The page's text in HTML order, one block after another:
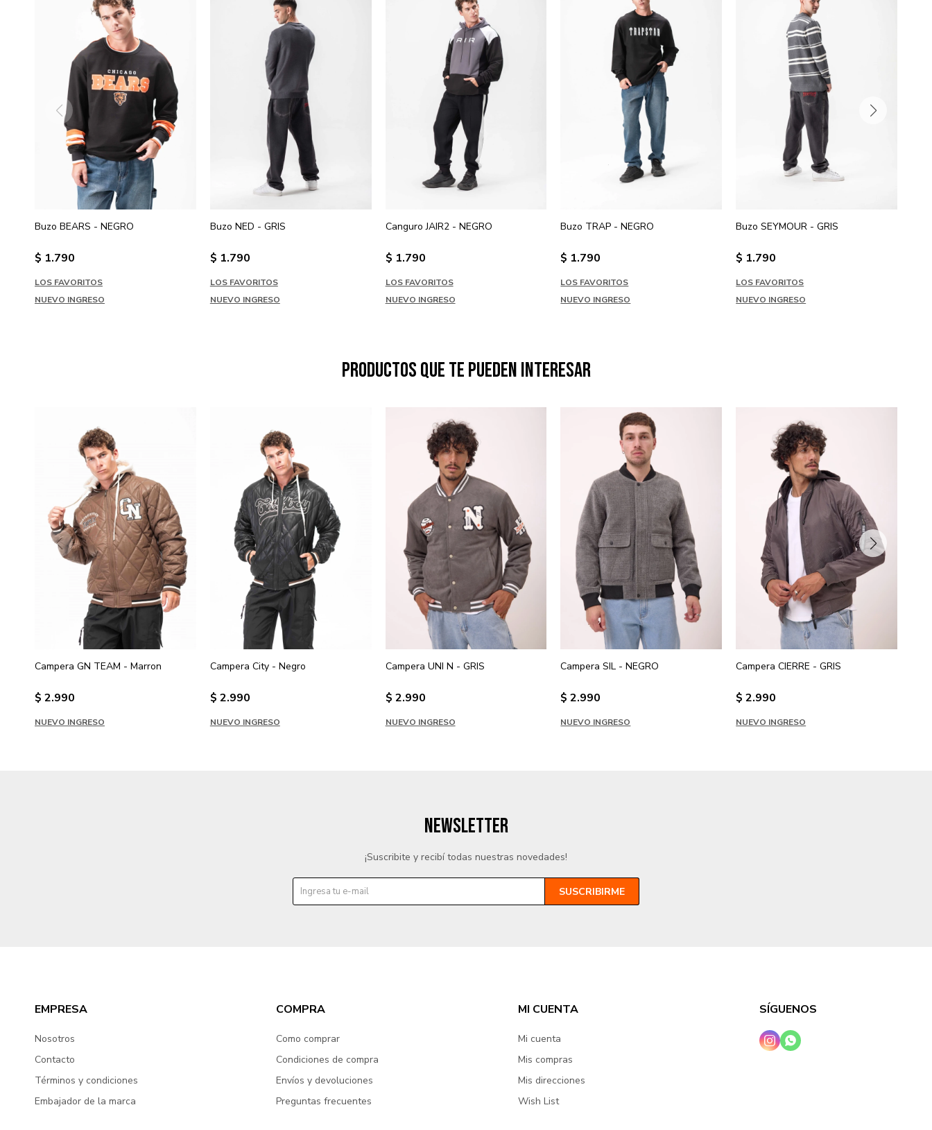
Buzo BEARS - NEGRO
$ 1.790
LOS FAVORITOS
NUEVO INGRESO
Buzo NED - GRIS
$ 1.790
LOS FAVORITOS
NUEVO INGRESO
Canguro JAIR2 - NEGRO
$ 1.790
LOS FAVORITOS
NUEVO INGRESO
Buzo TRAP - NEGRO
$ 1.790
LOS FAVORITOS
NUEVO INGRESO
Buzo SEYMOUR - GRIS
$ 1.790
LOS FAVORITOS
NUEVO INGRESO
Productos que te pueden interesar
Campera GN TEAM - Marron
$ 2.990
NUEVO INGRESO
Campera City - Negro
$ 2.990
NUEVO INGRESO
Campera UNI N - GRIS
$ 2.990
NUEVO INGRESO
Campera SIL - NEGRO
$ 2.990
NUEVO INGRESO
Campera CIERRE - GRIS
$ 2.990
NUEVO INGRESO
EMPRESA
Nosotros
Contacto
Términos y condiciones
Embajador de la marca
COMPRA
Como comprar
Condiciones de compra
Envíos y devoluciones
Preguntas frecuentes
MI CUENTA
Mi cuenta
Mis compras
Mis direcciones
Wish List
SÍGUENOS
 
NEWSLETTER
¡Suscribite y recibí todas nuestras novedades!
SUSCRIBIRME